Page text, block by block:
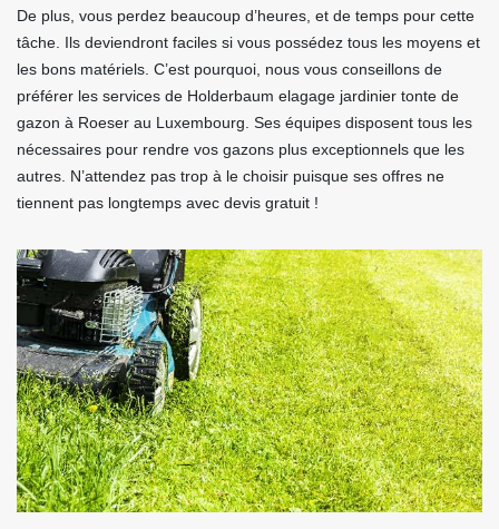
De plus, vous perdez beaucoup d’heures, et de temps pour cette
tâche. Ils deviendront faciles si vous possédez tous les moyens et
les bons matériels. C’est pourquoi, nous vous conseillons de
préférer les services de Holderbaum elagage jardinier tonte de
gazon à Roeser au Luxembourg. Ses équipes disposent tous les
nécessaires pour rendre vos gazons plus exceptionnels que les
autres. N’attendez pas trop à le choisir puisque ses offres ne
tiennent pas longtemps avec devis gratuit !